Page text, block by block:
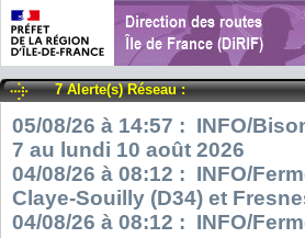
7 Alerte(s) Réseau :
05/08/26 à 14:57 : INFO/
7 au lundi 10 août 2026
04/08/26 à 08:12 : INFO/
Claye-Souilly (D34) et
04/08/26 à 08:12 : INFO/